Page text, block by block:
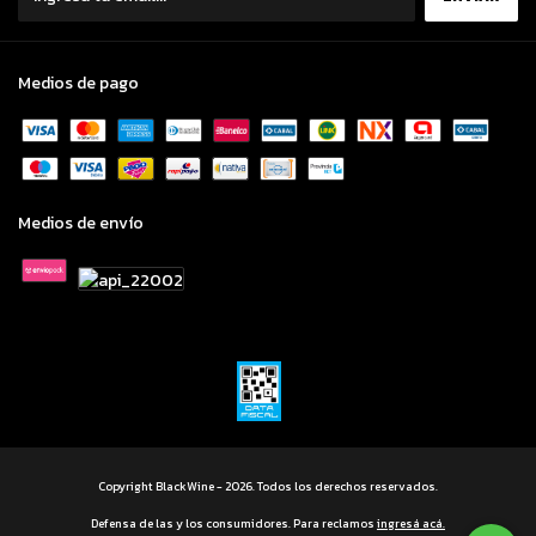
Medios de pago
Medios de envío
Copyright BlackWine - 2026. Todos los derechos reservados.
Defensa de las y los consumidores. Para reclamos ingresá acá.